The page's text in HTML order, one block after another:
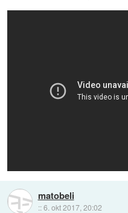
matobeli
::6. okt 2017, 20:02